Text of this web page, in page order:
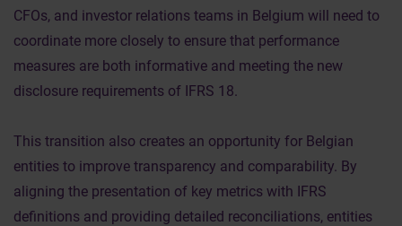
CFOs, and investor relations teams in Belgium will need to
coordinate more closely to ensure that performance
measures are both informative and meeting the new
disclosure requirements of IFRS 18.
This transition also creates an opportunity for Belgian
entities to improve transparency and comparability. By
aligning the presentation of key metrics with IFRS
definitions and providing detailed reconciliations, entities